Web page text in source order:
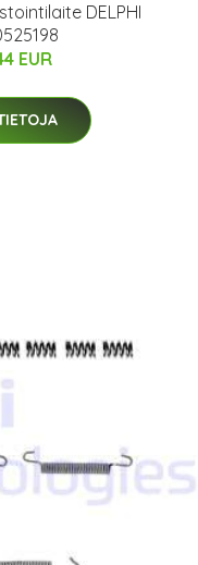
DELPHI
EUR